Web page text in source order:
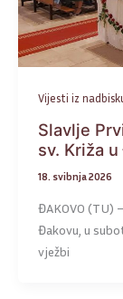
Vijesti iz
Slavlje
sv. Križa
18. svibnja 2026
ĐAKOVO (TU)
Đakovu, u
vježbi